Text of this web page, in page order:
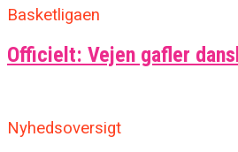
Basketligaen
Officielt: Vejen gafler
Nyhedsoversigt